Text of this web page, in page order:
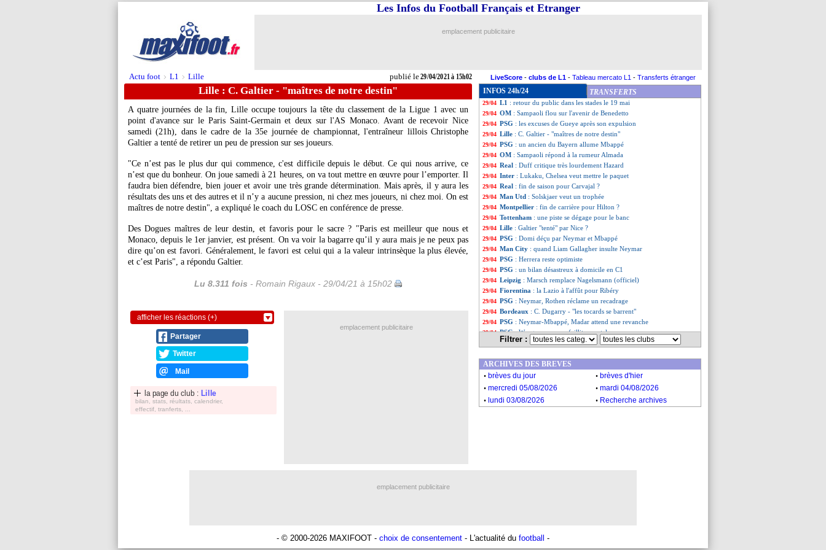
Actu foot > L1 > Lille publié le29/04/2021 à 15h02
Les Infos du Football Français et Etranger
emplacement publicitaire
LiveScore - clubs de L1 - Tableau mercato L1 - Transferts étranger
Lille : C. Galtier - "maîtres de notre destin"
A quatre journées de la fin, Lille occupe toujours la tête du classement de la Ligue 1 avec un
point d'avance sur le Paris Saint-Germain et deux sur l'AS Monaco. Avant de recevoir Nice
samedi (21h), dans le cadre de la 35e journée de championnat, l'entraîneur lillois Christophe
Galtier a tenté de retirer un peu de pression sur ses joueurs.
"Ce n’est pas le plus dur qui commence, c'est difficile depuis le début. Ce qui nous arrive, ce
n’est que du bonheur. On joue samedi à 21 heures, on va tout mettre en œuvre pour l’emporter. Il
faudra bien défendre, bien jouer et avoir une très grande détermination. Mais après, il y aura les
résultats des uns et des autres et il n’y a aucune pression, ni chez mes joueurs, ni chez moi. On est
maîtres de notre destin", a expliqué le coach du LOSC en conférence de presse.
Des Dogues maîtres de leur destin, et favoris pour le sacre ? "Paris est meilleur que nous et
Monaco, depuis le 1er janvier, est présent. On va voir la bagarre qu’il y aura mais je ne peux pas
dire qu’on est favori. Généralement, le favori est celui qui a la valeur intrinsèque la plus élevée,
et c’est Paris", a répondu Galtier.
Lu 8.311 fois - Romain Rigaux - 29/04/21 à 15h02
afficher les réactions (+)
Partager
Twitter
Mail
la page du club : Lille
bilan, stats, réultats, calendrier,
effectif, tranferts, ...
INFOS 24h/24 TRANSFERTS
29/04 Nantes: option d'achat levée pour Lafont (off.)
29/04 Barça
29/04 Séville: Koundé plaît beaucoup au Real
29/04 Tottenham : Kane veut "gagner des titres"
29/04 L1 : retour du public dans les stades le 19 mai
29/04 OM : Sampaoli flou sur l'avenir de Benedetto
29/04 PSG : les excuses de Gueye après son expulsion
29/04 Lille : C. Galtier - "maîtres de notre destin"
29/04 PSG : un ancien du Bayern allume Mbappé
29/04 OM : Sampaoli répond à la rumeur Almada
29/04 Real : Duff critique très lourdement Hazard
29/04 Inter : Lukaku, Chelsea veut mettre le paquet
29/04 Real : fin de saison pour Carvajal ?
29/04 Man Utd : Solskjaer veut un trophée
29/04 Montpellier : fin de carrière pour Hilton ?
29/04 Tottenham : une piste se dégage pour le banc
29/04 Lille : Galtier "tenté" par Nice ?
29/04 PSG : Domi déçu par Neymar et Mbappé
29/04 Man City : quand Liam Gallagher insulte Neymar
29/04 PSG : Herrera reste optimiste
29/04 PSG : un bilan désastreux à domicile en C1
29/04 Leipzig : Marsch remplace Nagelsmann (officiel)
29/04 Fiorentina : la Lazio à l'affût pour Ribéry
29/04 PSG : Neymar, Rothen réclame un recadrage
29/04 Bordeaux : C. Dugarry - "les tocards se barrent"
29/04 PSG : Neymar-Mbappé, Madar attend une revanche
29/04 PSG: Wenger a vu une faillite mentale
PSG: Neymar - "je crois en mon équipe"
29/04 PSG: Pochettino, Guardiola attend la réaction
29/04 LdC: le classement des buteurs
PSG: Mbappé moqué sur Twitter...
... Liste des brèves du mar. 27 avril 2021
Filtrer :
emplacement publicitaire
ARCHIVES DES BREVES
. brèves du jour . brèves d'hier
. mercredi 05/08/2026 . mardi 04/08/2026
. lundi 03/08/2026 . Recherche archives
emplacement publicitaire
- © 2000-2026 MAXIFOOT - choix de consentement - L'actualité du football -